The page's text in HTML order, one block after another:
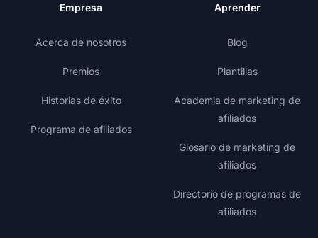
Empresa
Acerca de nosotros
Premios
Historias de éxito
Programa de afiliados
Aprender
Blog
Plantillas
Academia de marketing de
afiliados
Glosario de marketing de
afiliados
Directorio de programas de
afiliados